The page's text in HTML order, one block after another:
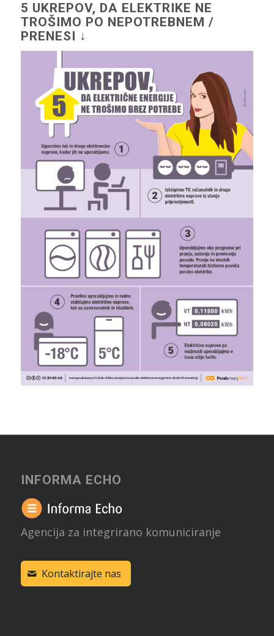
5 UKREPOV, DA ELEKTRIKE NE
TROŠIMO PO NEPOTREBNEM /
PRENESI ↓
INFORMA ECHO
Agencija za integrirano komuniciranje
Kontaktirajte nas